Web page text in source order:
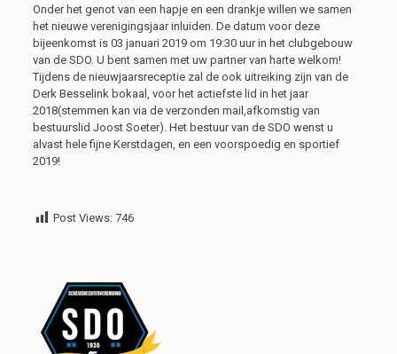
Onder het genot van een hapje en een drankje willen we samen
het nieuwe verenigingsjaar inluiden. De datum voor deze
bijeenkomst is 03 januari 2019 om 19:30 uur in het clubgebouw
van de SDO. U bent samen met uw partner van harte welkom!
Tijdens de nieuwjaarsreceptie zal de ook uitreiking zijn van de
Derk Besselink bokaal, voor het actiefste lid in het jaar
2018(stemmen kan via de verzonden mail,afkomstig van
bestuurslid Joost Soeter). Het bestuur van de SDO wenst u
alvast hele fijne Kerstdagen, en een voorspoedig en sportief
2019!
Post Views: 746